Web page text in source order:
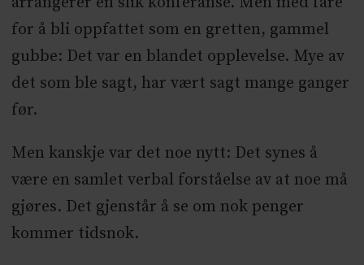
for å bli oppfattet som en gretten, gammel
gubbe: Det var en blandet opplevelse. Mye av
det som ble sagt, har vært sagt mange ganger
før.
Men kanskje var det noe nytt: Det synes å
være en samlet verbal forståelse av at noe må
gjøres. Det gjenstår å se om nok penger
kommer tidsnok.